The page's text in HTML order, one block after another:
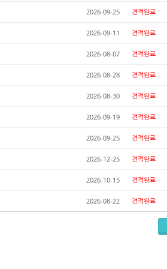
2026-09-25 견적완료
2026-09-11 견적완료
2026-08-07 견적완료
2026-08-28 견적완료
2026-08-30 견적완료
2026-09-19 견적완료
2026-09-25 견적완료
2026-12-25 견적완료
2026-10-15 견적완료
2026-08-22 견적완료